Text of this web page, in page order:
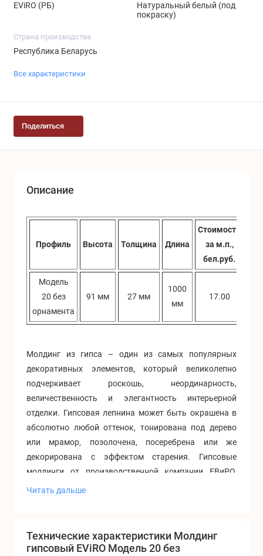
EViRO (РБ)
Натуральный белый (под
покраску)
Страна производства
Республика Беларусь
Все характеристики
Поделиться
Описание
Профиль Высота Толщина Длина
Стоимость
за м.п.,
бел.руб.
Модель
20 без
орнамента
91 мм 27 мм
1000
мм
17.00
Молдинг из гипса – один из самых популярных
декоративных элементов, который великолепно
подчеркивает роскошь, неординарность,
величественность и элегантность интерьерной
отделки. Гипсовая лепнина может быть окрашена в
абсолютно любой оттенок, тонирована под дерево
или мрамор, позолочена, посеребрена или же
декорирована с эффектом старения. Гипсовые
молдинги от производственной компании ЕВиРО,
совмещают в себе красоту и надежность. Материал,
стеклофиброволокном, является экологически
чистым, не горючим, влагостойким, а так же
Читать дальше
Технические характеристики Молдинг
гипсовый EViRO Модель 20 без